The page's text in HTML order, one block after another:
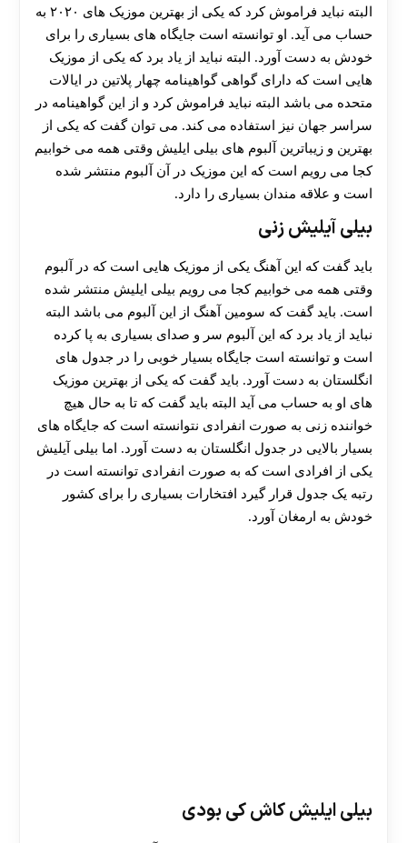
30 تا 50 درصد شارژ هدیه بیشتر فقط با ثبت نام در
البته نباید فراموش کرد که یکی از بهترین موزیک های ۲۰۲۰ به
حساب می آید. او توانسته است جایگاه های بسیاری را برای
خودش به دست آورد. البته نباید از یاد برد که یکی از موزیک
هایی است که دارای گواهی گواهینامه چهار پلاتین در ایالات
متحده می باشد البته نباید فراموش کرد و از این گواهینامه در
سراسر جهان نیز استفاده می کند. می توان گفت که یکی از
بهترین و زیباترین آلبوم های بیلی ایلیش وقتی همه می خوابیم
کجا می رویم است که این موزیک در آن آلبوم منتشر شده
است و علاقه مندان بسیاری را دارد.
بیلی آیلیش زنی
باید گفت که این آهنگ یکی از موزیک هایی است که در آلبوم
وقتی همه می خوابیم کجا می رویم بیلی ایلیش منتشر شده
است. باید گفت که سومین آهنگ از این آلبوم می باشد البته
نباید از یاد برد که این آلبوم سر و صدای بسیاری به پا کرده
است و توانسته است جایگاه بسیار خوبی را در جدول ‌های
انگلستان به دست آورد. باید گفت که یکی از بهترین موزیک
های او به حساب می آید البته باید گفت که تا به حال هیچ
خواننده زنی به صورت انفرادی نتوانسته است که جایگاه های
بسیار بالایی در جدول انگلستان به دست آورد. اما بیلی آیلیش
یکی از افرادی است که به صورت انفرادی توانسته است در
رتبه یک جدول قرار گیرد افتخارات بسیاری را برای کشور
خودش به ارمغان آورد.
بیلی ایلیش کاش کی بودی